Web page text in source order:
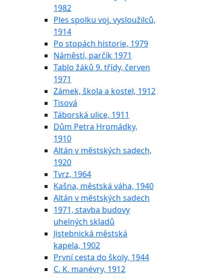
1982
Ples spolku voj. vysloužilců,
1914
Po stopách historie, 1979
Náměstí, parčík 1971
Tablo žáků 9. třídy, červen
1971
Zámek, škola a kostel, 1912
Tisová
Táborská ulice, 1911
Dům Petra Hromádky,
1910
Altán v městských sadech,
1920
Tvrz, 1964
Kašna, městská váha, 1940
Altán v městských sadech
1971, stavba budovy
uhelných skladů
Jistebnická městská
kapela, 1902
První cesta do školy, 1944
C. K. manévry, 1912